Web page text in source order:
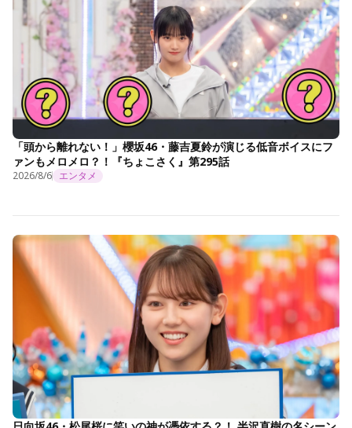
「頭から離れない！」櫻坂46・藤吉夏鈴が演じる低音ボイスにフ
ァンもメロメロ？！『ちょこさく』第295話
2026/8/6 エンタメ